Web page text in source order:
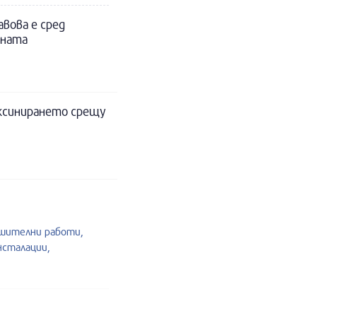
е сред
срещу
работи,